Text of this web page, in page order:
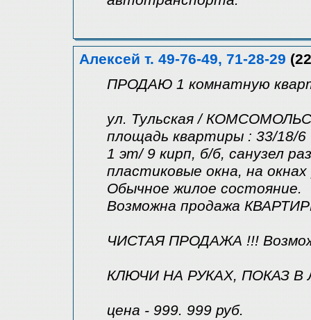
Алексей т. 49-76-49, 71-28-29
ПРОДАЮ 1 комнатную
ул. Тульская /
площадь квартиры : 33/18/6
1 эт/ 9 кирп, б/б, санузел
пластиковые окна, на
Обычное жилое состояние.
Возможна продажа
ЧИСТАЯ ПРОДАЖА !!!
КЛЮЧИ НА РУКАХ, ПОКАЗ
цена - 999. 999 руб.